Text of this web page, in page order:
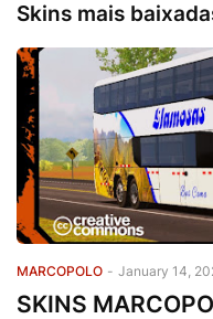
Skins mais
MARCOPOLO - January 14,
SKINS